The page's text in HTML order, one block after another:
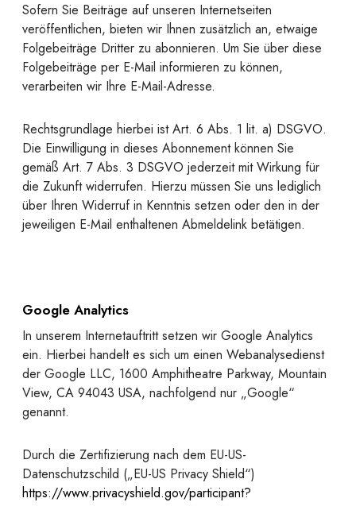
Sofern Sie Beiträge auf unseren Internetseiten
veröffentlichen, bieten wir Ihnen zusätzlich an, etwaige
Folgebeiträge Dritter zu abonnieren. Um Sie über diese
Folgebeiträge per E-Mail informieren zu können,
verarbeiten wir Ihre E-Mail-Adresse.
Rechtsgrundlage hierbei ist Art. 6 Abs. 1 lit. a) DSGVO.
Die Einwilligung in dieses Abonnement können Sie
gemäß Art. 7 Abs. 3 DSGVO jederzeit mit Wirkung für
die Zukunft widerrufen. Hierzu müssen Sie uns lediglich
über Ihren Widerruf in Kenntnis setzen oder den in der
jeweiligen E-Mail enthaltenen Abmeldelink betätigen.
Google Analytics
In unserem Internetauftritt setzen wir Google Analytics
ein. Hierbei handelt es sich um einen Webanalysedienst
der Google LLC, 1600 Amphitheatre Parkway, Mountain
View, CA 94043 USA, nachfolgend nur „Google“
genannt.
Durch die Zertifizierung nach dem EU-US-
Datenschutzschild („EU-US Privacy Shield“)
https://www.privacyshield.gov/participant?